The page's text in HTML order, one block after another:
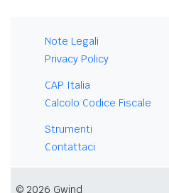
Note Legali
Privacy Policy
CAP Italia
Calcolo Codice Fiscale
Strumenti
Contattaci
© 2026 Gwind